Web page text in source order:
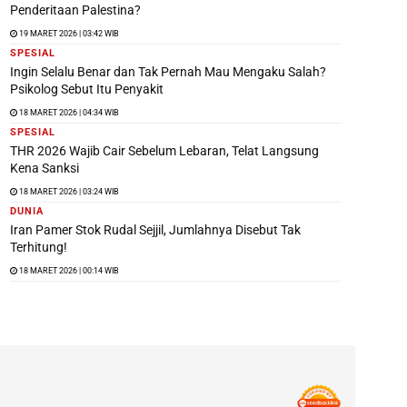
Penderitaan Palestina?
19 MARET 2026 | 03:42 WIB
SPESIAL
Ingin Selalu Benar dan Tak Pernah Mau Mengaku Salah?
Psikolog Sebut Itu Penyakit
18 MARET 2026 | 04:34 WIB
SPESIAL
THR 2026 Wajib Cair Sebelum Lebaran, Telat Langsung
Kena Sanksi
18 MARET 2026 | 03:24 WIB
DUNIA
Iran Pamer Stok Rudal Sejjil, Jumlahnya Disebut Tak
Terhitung!
18 MARET 2026 | 00:14 WIB